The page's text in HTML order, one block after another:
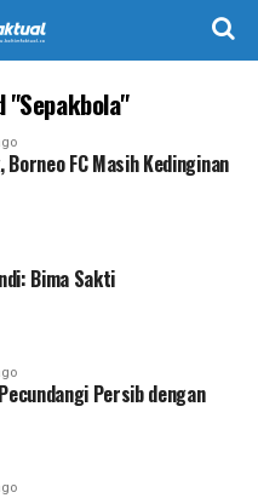
Borneo FC Masih Kedinginan
Bima Sakti
Persib dengan